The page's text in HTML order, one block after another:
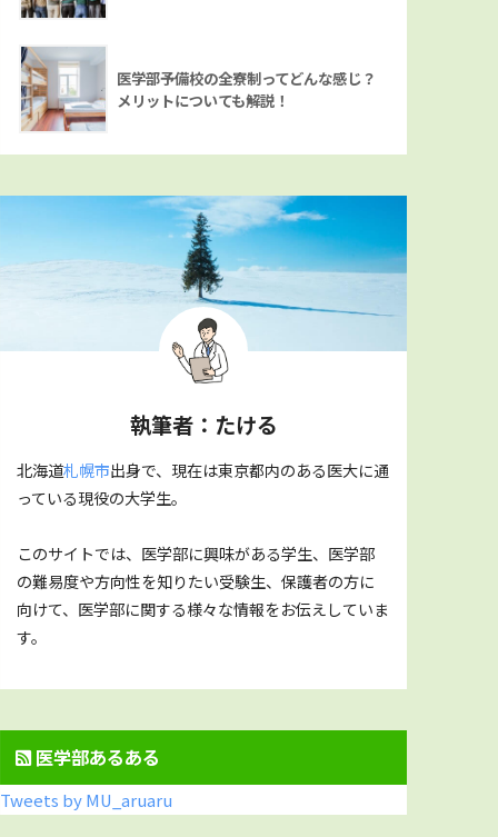
医学部予備校の全寮制ってどんな感じ？
メリットについても解説！
執筆者：たける
北海道札幌市出身で、現在は東京都内のある医大に通
っている現役の大学生。
このサイトでは、医学部に興味がある学生、医学部
の難易度や方向性を知りたい受験生、保護者の方に
向けて、医学部に関する様々な情報をお伝えしていま
す。
医学部あるある
Tweets by MU_aruaru